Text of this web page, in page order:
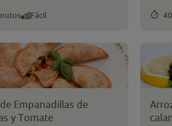
Fácil
Empanadillas de
y Tomate